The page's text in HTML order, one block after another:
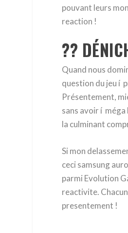
pouvant leurs
reaction !
??
Quand nous
question du jeu í
Présentement,
sans avoir í
la culminant
Si mon
ceci samsung
parmi Evolution
reactivite.
presentement !